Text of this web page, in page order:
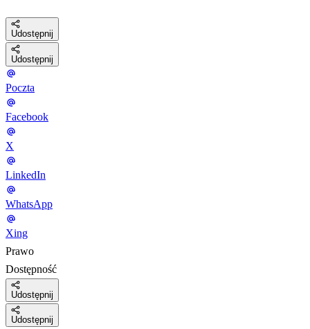
Udostępnij
Udostępnij
Poczta
Facebook
X
LinkedIn
WhatsApp
Xing
Prawo
Dostępność
Udostępnij
Udostępnij